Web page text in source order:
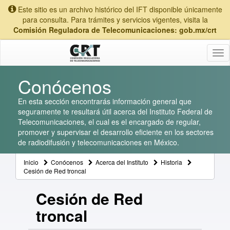
Este sitio es un archivo histórico del IFT disponible únicamente
para consulta. Para trámites y servicios vigentes, visita la
Comisión Reguladora de Telecomunicaciones: gob.mx/crt
Conócenos
En esta sección encontrarás información general que
seguramente te resultará útil acerca del Instituto Federal de
Telecomunicaciones, el cual es el encargado de regular,
promover y supervisar el desarrollo eficiente en los sectores
de radiodifusión y telecomunicaciones en México.
Inicio Conócenos Acerca del Instituto
Historia
Cesión de Red troncal
Cesión de Red
troncal